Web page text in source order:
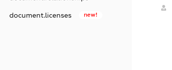
document.licenses new!